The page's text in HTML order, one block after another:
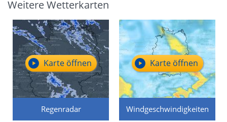
Weitere Wetterkarten
Regenradar
Karte öffnen
Windgeschwindigkeiten
Karte öffnen